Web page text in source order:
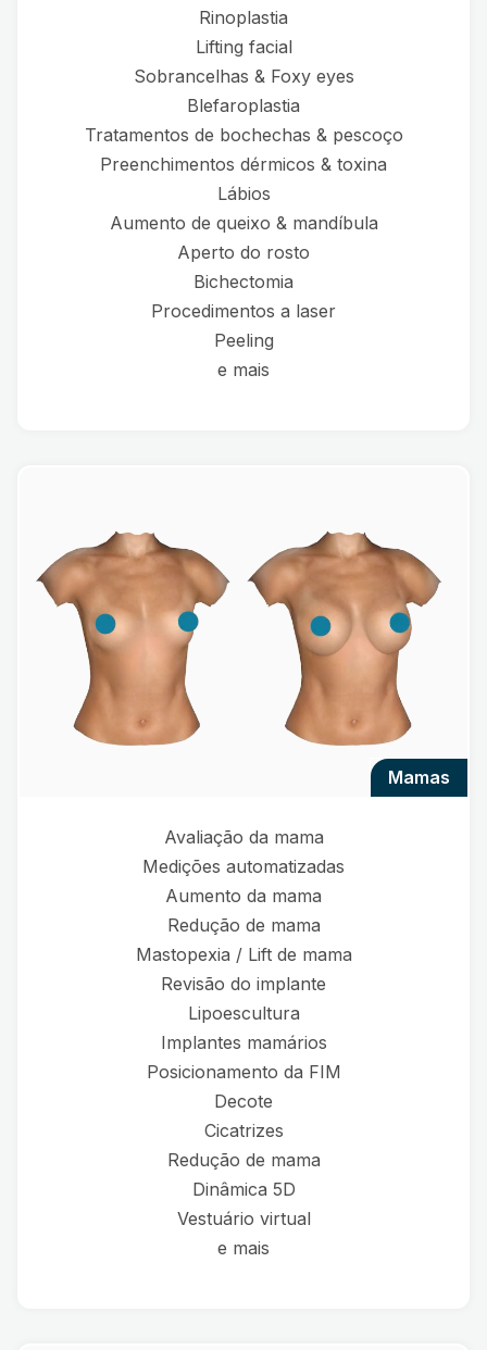
Rinoplastia
Lifting facial
Sobrancelhas & Foxy eyes
Blefaroplastia
Tratamentos de bochechas & pescoço
Preenchimentos dérmicos & toxina
Lábios
Aumento de queixo & mandíbula
Aperto do rosto
Bichectomia
Procedimentos a laser
Peeling
e mais
mamas
Avaliação da mama
Medições automatizadas
Aumento da mama
Redução de mama
Mastopexia / Lift de mama
Revisão do implante
Lipoescultura
Implantes mamários
Posicionamento da FIM
Decote
Cicatrizes
Redução de mama
Dinâmica 5D
Vestuário virtual
e mais